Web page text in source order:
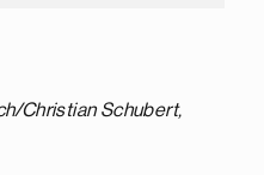
Christian Schubert,